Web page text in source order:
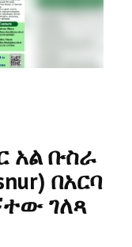
አል ቡስራ
በአርባ
ገለጻ